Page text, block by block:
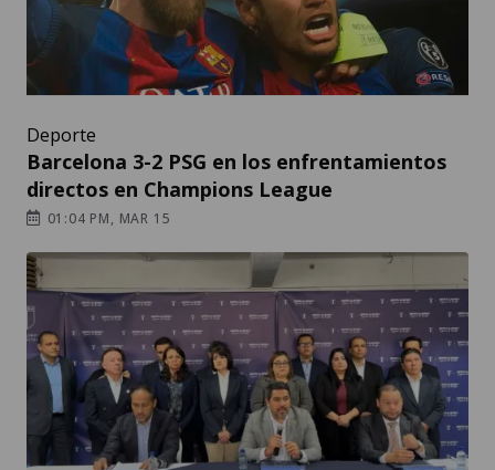
Deporte
Barcelona 3-2 PSG en los enfrentamientos
directos en Champions League
01:04 PM, MAR 15